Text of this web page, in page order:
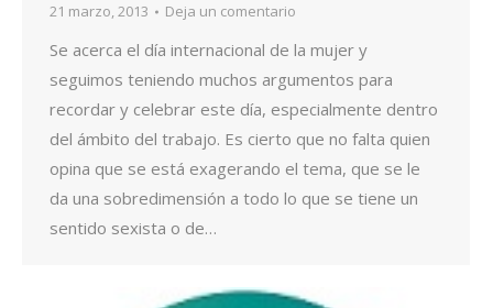
21 marzo, 2013
Deja un comentario
Se acerca el día internacional de la mujer y
seguimos teniendo muchos argumentos para
recordar y celebrar este día, especialmente dentro
del ámbito del trabajo. Es cierto que no falta quien
opina que se está exagerando el tema, que se le
da una sobredimensión a todo lo que se tiene un
sentido sexista o de…